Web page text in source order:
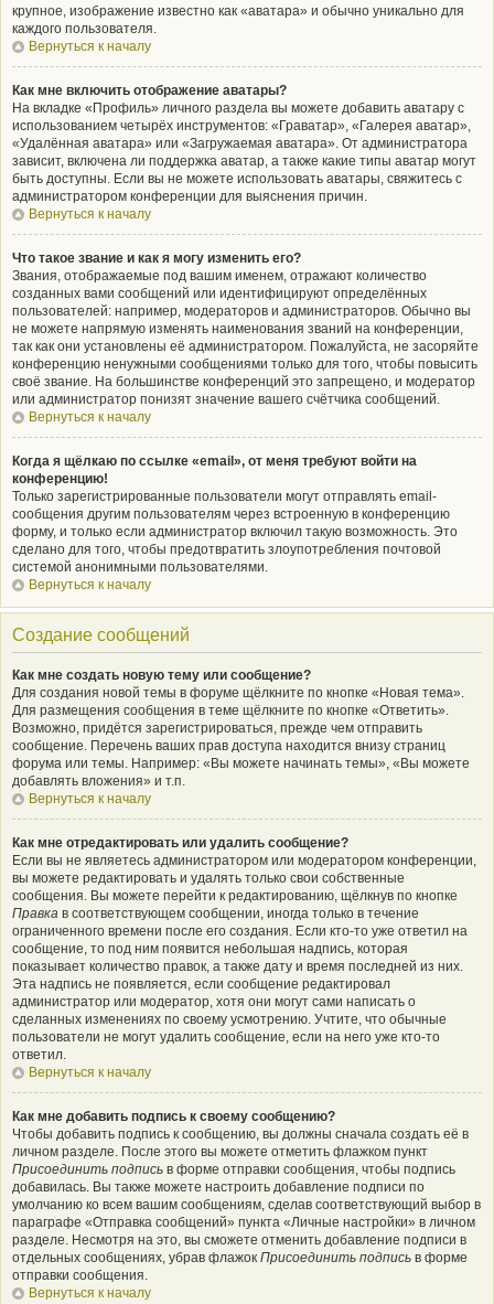
крупное, изображение известно как «аватара» и обычно уникально для
каждого пользователя.
Вернуться к началу
Как мне включить отображение аватары?
На вкладке «Профиль» личного раздела вы можете добавить аватару с
использованием четырёх инструментов: «Граватар», «Галерея аватар»,
«Удалённая аватара» или «Загружаемая аватара». От администратора
зависит, включена ли поддержка аватар, а также какие типы аватар могут
быть доступны. Если вы не можете использовать аватары, свяжитесь с
администратором конференции для выяснения причин.
Вернуться к началу
Что такое звание и как я могу изменить его?
Звания, отображаемые под вашим именем, отражают количество
созданных вами сообщений или идентифицируют определённых
пользователей: например, модераторов и администраторов. Обычно вы
не можете напрямую изменять наименования званий на конференции,
так как они установлены её администратором. Пожалуйста, не засоряйте
конференцию ненужными сообщениями только для того, чтобы повысить
своё звание. На большинстве конференций это запрещено, и модератор
или администратор понизят значение вашего счётчика сообщений.
Вернуться к началу
Когда я щёлкаю по ссылке «email», от меня требуют войти на
конференцию!
Только зарегистрированные пользователи могут отправлять email-
сообщения другим пользователям через встроенную в конференцию
форму, и только если администратор включил такую возможность. Это
сделано для того, чтобы предотвратить злоупотребления почтовой
системой анонимными пользователями.
Вернуться к началу
Создание сообщений
Как мне создать новую тему или сообщение?
Для создания новой темы в форуме щёлкните по кнопке «Новая тема».
Для размещения сообщения в теме щёлкните по кнопке «Ответить».
Возможно, придётся зарегистрироваться, прежде чем отправить
сообщение. Перечень ваших прав доступа находится внизу страниц
форума или темы. Например: «Вы можете начинать темы», «Вы можете
добавлять вложения» и т.п.
Вернуться к началу
Как мне отредактировать или удалить сообщение?
Если вы не являетесь администратором или модератором конференции,
вы можете редактировать и удалять только свои собственные
сообщения. Вы можете перейти к редактированию, щёлкнув по кнопке
Правка в соответствующем сообщении, иногда только в течение
ограниченного времени после его создания. Если кто-то уже ответил на
сообщение, то под ним появится небольшая надпись, которая
показывает количество правок, а также дату и время последней из них.
Эта надпись не появляется, если сообщение редактировал
администратор или модератор, хотя они могут сами написать о
сделанных изменениях по своему усмотрению. Учтите, что обычные
пользователи не могут удалить сообщение, если на него уже кто-то
ответил.
Вернуться к началу
Как мне добавить подпись к своему сообщению?
Чтобы добавить подпись к сообщению, вы должны сначала создать её в
личном разделе. После этого вы можете отметить флажком пункт
Присоединить подпись в форме отправки сообщения, чтобы подпись
добавилась. Вы также можете настроить добавление подписи по
умолчанию ко всем вашим сообщениям, сделав соответствующий выбор в
параграфе «Отправка сообщений» пункта «Личные настройки» в личном
разделе. Несмотря на это, вы сможете отменить добавление подписи в
отдельных сообщениях, убрав флажок Присоединить подпись в форме
отправки сообщения.
Вернуться к началу